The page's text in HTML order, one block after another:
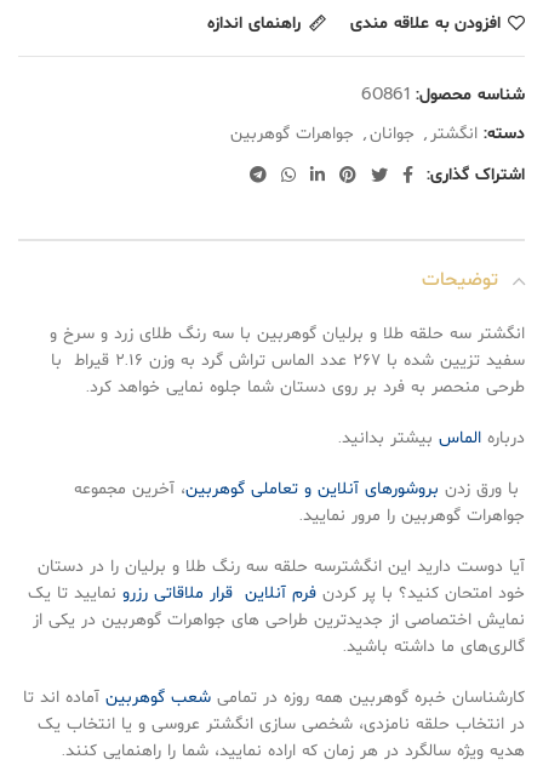
افزودن به علاقه مندی
راهنمای اندازه
شناسه محصول: 60861
دسته: انگشتر, جوانان, جواهرات گوهربین
اشتراک گذاری:
توضیحات
انگشتر سه حلقه طلا و برلیان گوهربین با سه رنگ طلای زرد و سرخ و
سفید تزیین شده با ۲۶۷ عدد الماس تراش گرد به وزن ۲.۱۶ قیراط با
طرحی منحصر به فرد بر روی دستان شما جلوه نمایی خواهد کرد.
درباره الماس بیشتر بدانید.
با ورق زدن بروشورهای آنلاین و تعاملی گوهربین، آخرین مجموعه
جواهرات گوهربین را مرور نمایید.
آیا دوست دارید این انگشترسه حلقه سه رنگ طلا و برلیان را در دستان
خود امتحان کنید؟ با پر کردن فرم آنلاین قرار ملاقاتی رزرو نمایید تا یک
نمایش اختصاصی از جدیدترین طراحی های جواهرات گوهربین در یکی از
گالری‌های ما داشته باشید.
کارشناسان خبره گوهربین همه روزه در تمامی شعب گوهربین آماده اند تا
در انتخاب حلقه نامزدی، شخصی سازی انگشتر عروسی و یا انتخاب یک
هدیه ویژه سالگرد در هر زمان که اراده نمایید، شما را راهنمایی کنند.